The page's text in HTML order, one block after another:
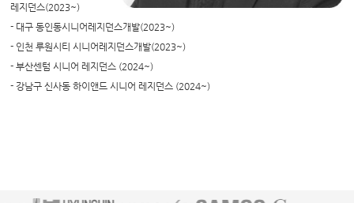
레지던스(2023~)
- 대구 동인동시니어레지던스개발(2023~)
- 인천 루원시티 시니어레지던스개발(2023~)
- 부산센텀 시니어 레지던스 (2024~)
- 강남구 신사동 하이앤드 시니어 레지던스 (2024~)